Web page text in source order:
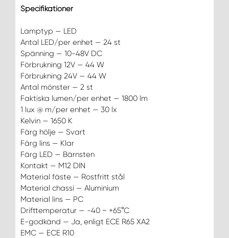
Specifikationer
Lamptyp — LED
Antal LED/per enhet — 24 st
Spänning — 10-48V DC
Förbrukning 12V — 44 W
Förbrukning 24V — 44 W
Antal mönster — 2 st
Faktiska lumen/per enhet — 1800 lm
1 lux @ m/per enhet — 30 lx
Kelvin — 1650 K
Färg hölje — Svart
Färg lins — Klar
Färg LED — Bärnsten
Kontakt — M12 DIN
Material fäste — Rostfritt stål
Material chassi — Aluminium
Material lins — PC
Drifttemperatur — -40 ~ +65°C
E-godkänd — Ja, enligt ECE R65 XA2
EMC — ECE R10